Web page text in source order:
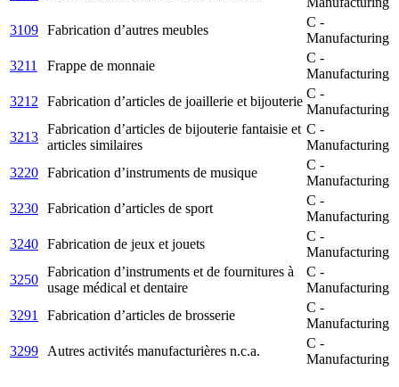
3109 Fabrication d’autres meubles
C -
Manufacturing
3211
Frappe de monnaie
C -
Manufacturing
3212
Fabrication d’articles de joaillerie et bijouterie
C -
Manufacturing
3213
Fabrication d’articles de bijouterie fantaisie et
articles similaires
C -
Manufacturing
3220 Fabrication d’instruments de musique
C -
Manufacturing
3230 Fabrication d’articles de sport
C -
Manufacturing
3240 Fabrication de jeux et jouets
C -
Manufacturing
3250
Fabrication d’instruments et de fournitures à
usage médical et dentaire
C -
Manufacturing
3291
Fabrication d’articles de brosserie
C -
Manufacturing
3299
Autres activités manufacturières n.c.a.
C -
Manufacturing